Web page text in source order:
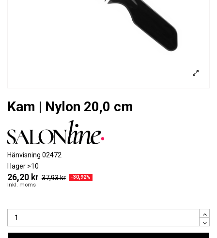
Kam | Nylon 20,0 cm
Hänvisning 02472
I lager >10
26,20 kr 37,93 kr
-30,92%
Inkl. moms